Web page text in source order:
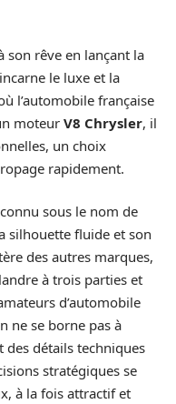
son rêve en lançant la
le luxe et la
l’automobile française
moteur V8 Chrysler, il
un choix
rapidement.
sous le nom de
silhouette fluide et son
des autres marques,
à trois parties et
d’automobile
ne se borne pas à
des détails techniques
stratégiques se
à la fois attractif et